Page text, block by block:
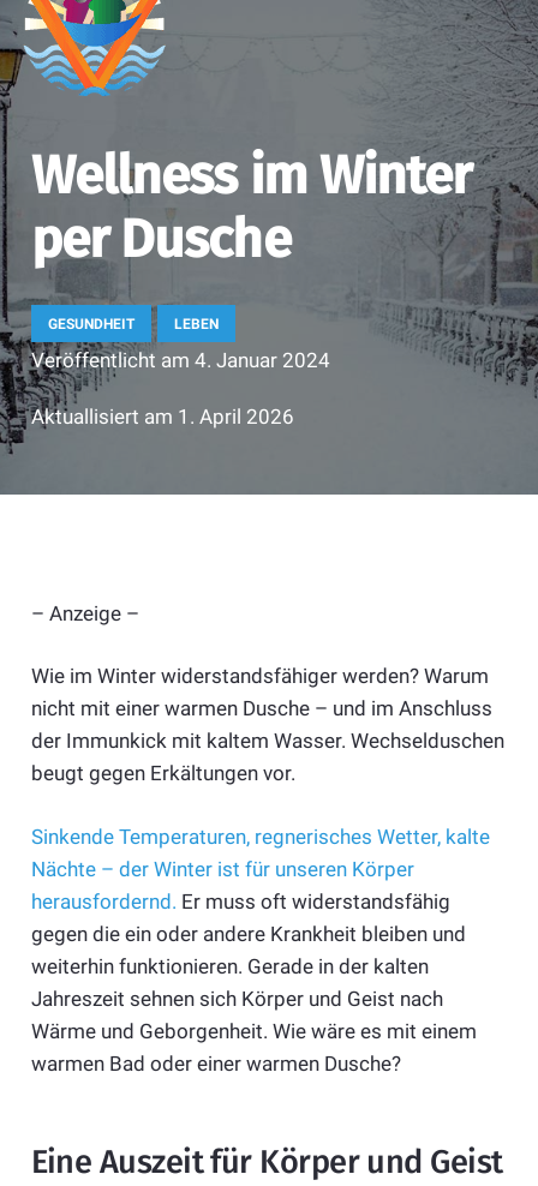
Wellness im Winter
per Dusche
GESUNDHEIT LEBEN
Veröffentlicht am 4. Januar 2024
Aktuallisiert am 1. April 2026
– Anzeige –
Wie im Winter widerstandsfähiger werden? Warum
nicht mit einer warmen Dusche – und im Anschluss
der Immunkick mit kaltem Wasser. Wechselduschen
beugt gegen Erkältungen vor.
Sinkende Temperaturen, regnerisches Wetter, kalte
Nächte – der Winter ist für unseren Körper
herausfordernd. Er muss oft widerstandsfähig
gegen die ein oder andere Krankheit bleiben und
weiterhin funktionieren. Gerade in der kalten
Jahreszeit sehnen sich Körper und Geist nach
Wärme und Geborgenheit. Wie wäre es mit einem
warmen Bad oder einer warmen Dusche?
Eine Auszeit für Körper und Geist